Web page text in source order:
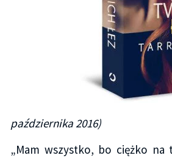
października 2016)
„Mam wszystko, bo ciężko na